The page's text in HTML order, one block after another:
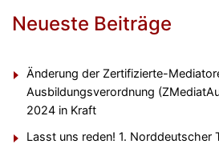
Neueste Beiträge
Änderung der Zertifizierte-
Ausbildungsverordnung
2024 in Kraft
Lasst uns reden! 1. Norddeutscher